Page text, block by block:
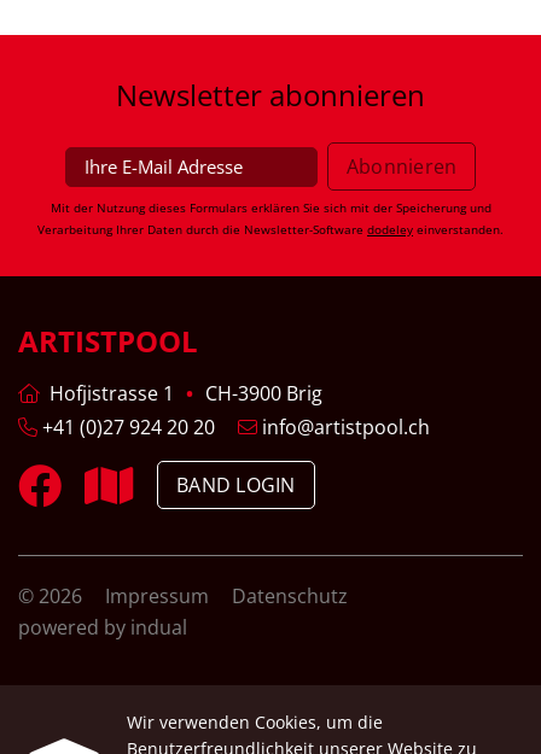
Newsletter abonnieren
Mit der Nutzung dieses Formulars erklären Sie sich mit der Speicherung und
Verarbeitung Ihrer Daten durch die Newsletter-Software dodeley einverstanden.
ARTISTPOOL
Hofjistrasse 1
CH-3900 Brig
+41 (0)27 924 20 20
info@artistpool.ch
BAND LOGIN
© 2026 Impressum
Datenschutz
powered by indual
Wir verwenden Cookies, um die
Benutzerfreundlichkeit unserer Website zu